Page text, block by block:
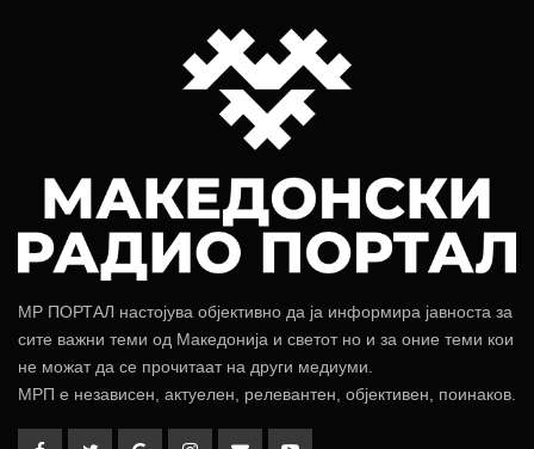
МР ПОРТАЛ настојува објективно да ја информира јавноста за
сите важни теми од Македонија и светот но и за оние теми кои
не можат да се прочитаат на други медиуми.
МРП е независен, актуелен, релевантен, објективен, поинаков.